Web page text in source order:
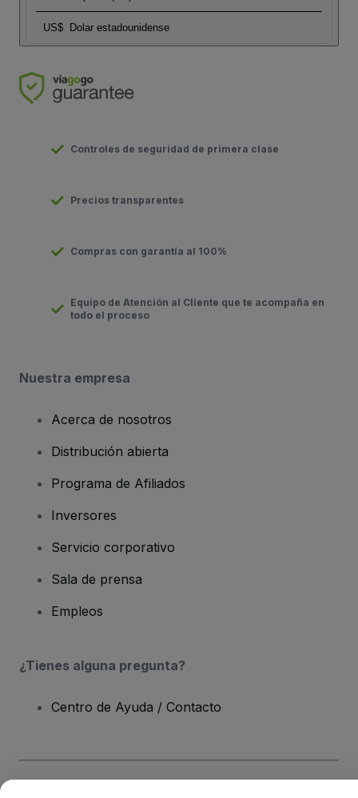
US$ Dolar estadounidense
Controles de seguridad de primera clase
Precios transparentes
Compras con garantía al 100%
Equipo de Atención al Cliente que te acompaña en
todo el proceso
Nuestra empresa
Acerca de nosotros
Distribución abierta
Programa de Afiliados
Inversores
Servicio corporativo
Sala de prensa
Empleos
¿Tienes alguna pregunta?
Centro de Ayuda / Contacto